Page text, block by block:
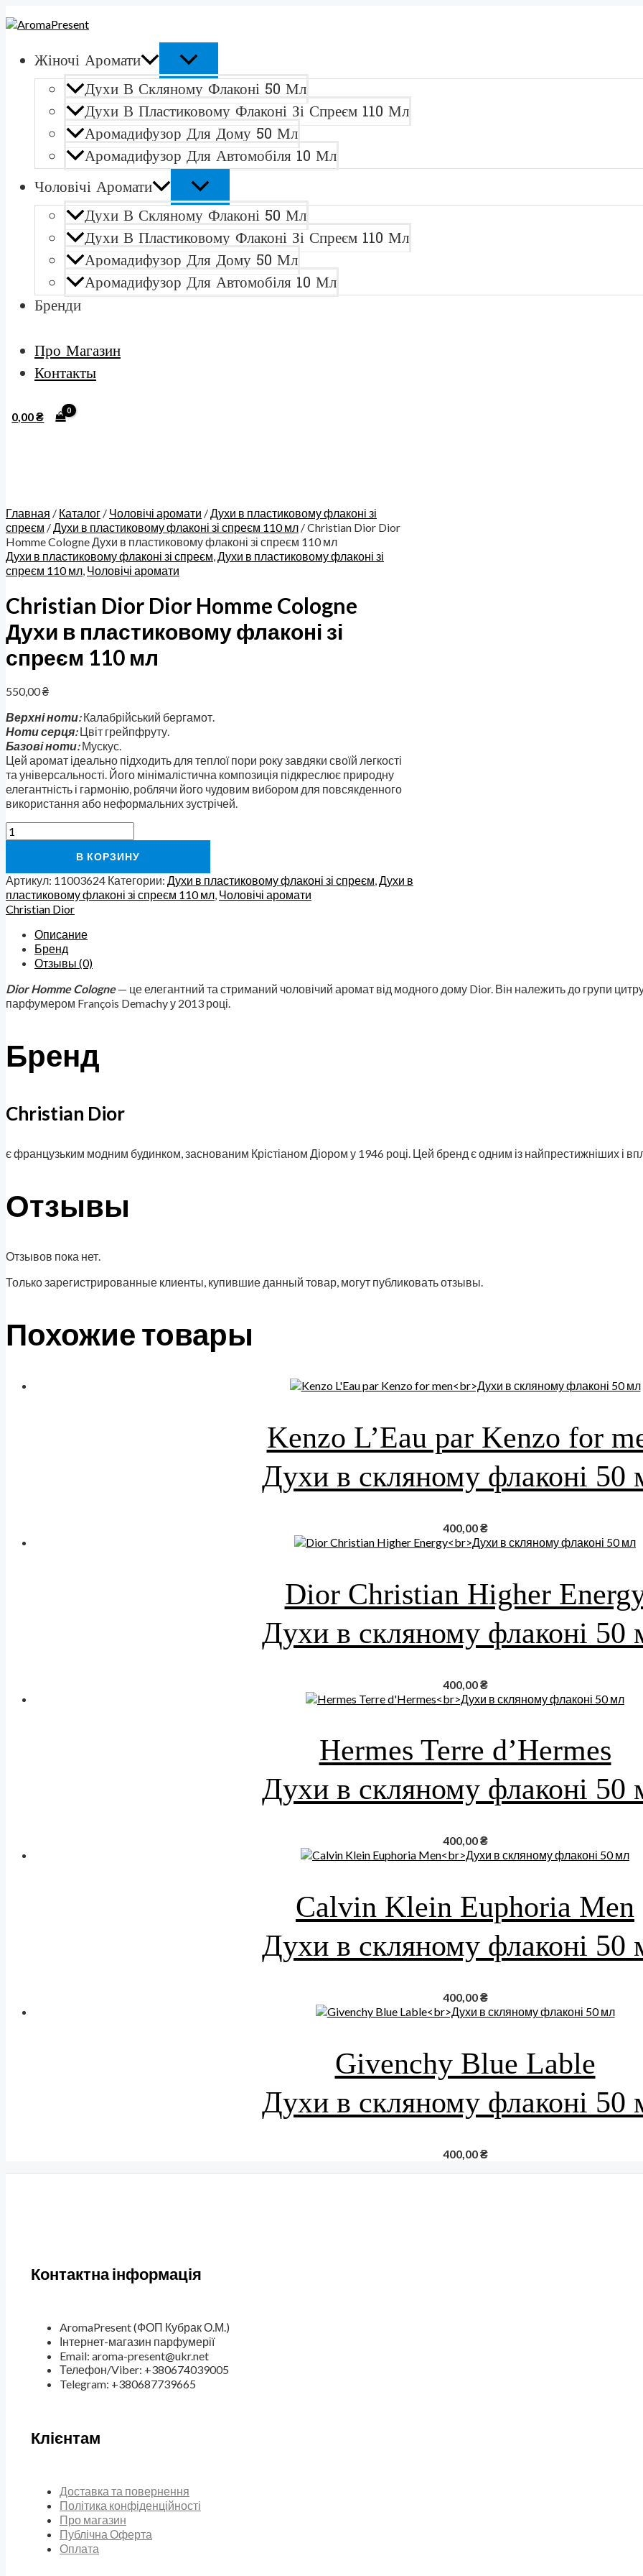
к
содержимому
Жіночі Аромати
Духи В Скляному Флаконі 50 Мл
Духи В Пластиковому Флаконі Зі Спреєм 110 Мл
Аромадифузор Для Дому 50 Мл
Аромадифузор Для Автомобіля 10 Мл
Чоловічі Аромати
Духи В Скляному Флаконі 50 Мл
Духи В Пластиковому Флаконі Зі Спреєм 110 Мл
Аромадифузор Для Дому 50 Мл
Аромадифузор Для Автомобіля 10 Мл
Бренди
Про Магазин
Контакты
0,00₴
Главная / Каталог / Чоловічі аромати /Духи в пластиковому флаконі зі
спреєм /Духи в пластиковому флаконі зі спреєм 110 мл / Christian Dior Dior
Homme Cologne Духи в пластиковому флаконі зі спреєм 110 мл
Духи в пластиковому флаконі зі спреєм,Духи в пластиковому флаконі зі
спреєм 110 мл, Чоловічі аромати
Christian Dior Dior Homme Cologne
Духи в пластиковому флаконі зі
спреєм 110 мл
550,00₴
Верхні ноти:Калабрійський бергамот.
Ноти серця:Цвіт грейпфруту.
Базові ноти:Мускус.
Цей аромат ідеально підходить для теплої пори року завдяки своїй легкості
та універсальності. Його мінімалістична композиція підкреслює природну
елегантність і гармонію, роблячи його чудовим вибором для повсякденного
використання або неформальних зустрічей.
товара
Christian
Dior
Homme
пластиковому
110
В КОРЗИНУ
Артикул: 11003624 Категории: Духи в пластиковому флаконі зі спреєм,Духи в
пластиковому флаконі зі спреєм 110 мл, Чоловічі аромати
Christian Dior
Описание
Бренд
Отзывы (0)
Dior Homme Cologne— це елегантний та стриманий чоловічий аромат від модного дому Dior. Він належить до групи
парфумером François Demachy у 2013 році.
Бренд
Christian Dior
є французьким модним будинком, заснованим Крістіаном Діором у 1946 році. Цей бренд є одним із найпрестижніших і
Отзывы
Отзывов пока нет.
Только зарегистрированные клиенты, купившие данный товар, могут публиковать отзывы.
Похожие товары
Kenzo L’Eau par Kenzo for
Духи в скляному флаконі 50
400,00₴
Dior Christian Higher
Духи в скляному флаконі 50
400,00₴
Hermes Terre d’Hermes
Духи в скляному флаконі 50
400,00₴
Calvin Klein Euphoria Men
Духи в скляному флаконі 50
400,00₴
Givenchy Blue Lable
Духи в скляному флаконі 50
400,00₴
Контактна інформація
AromaPresent (ФОП Кубрак О.М.)
Інтернет-магазин парфумерії
Email: aroma-present@ukr.net
Телефон/Viber: +380674039005
Telegram: +380687739665
Клієнтам
Доставка та повернення
Політика конфіденційності
Про магазин
Публічна Оферта
Оплата